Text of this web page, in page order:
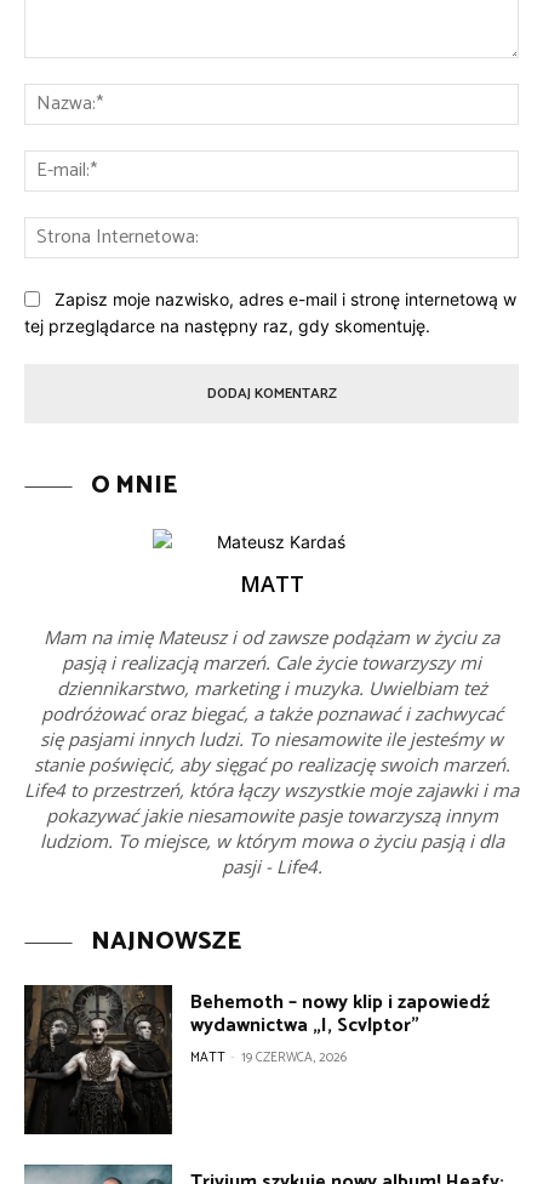
Zapisz moje nazwisko, adres e-mail i stronę internetową w
tej przeglądarce na następny raz, gdy skomentuję.
O MNIE
MATT
Mam na imię Mateusz i od zawsze podążam w życiu za
pasją i realizacją marzeń. Cale życie towarzyszy mi
dziennikarstwo, marketing i muzyka. Uwielbiam też
podróżować oraz biegać, a także poznawać i zachwycać
się pasjami innych ludzi. To niesamowite ile jesteśmy w
stanie poświęcić, aby sięgać po realizację swoich marzeń.
Life4 to przestrzeń, która łączy wszystkie moje zajawki i ma
pokazywać jakie niesamowite pasje towarzyszą innym
ludziom. To miejsce, w którym mowa o życiu pasją i dla
pasji - Life4.
NAJNOWSZE
Behemoth – nowy klip i zapowiedź
wydawnictwa „I, Scvlptor”
MATT - 19 CZERWCA, 2026